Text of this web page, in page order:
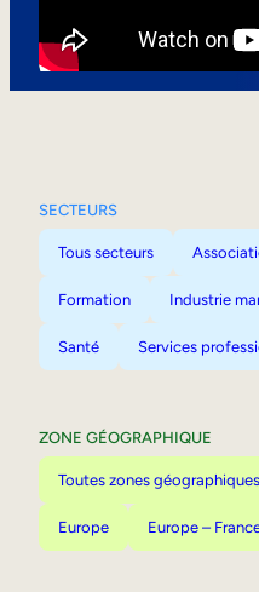
SECTEURS
Tous secteurs
Formation Industrie
Santé Services
ZONE GÉOGRAPHIQUE
Toutes zones géographiques
Europe Europe –